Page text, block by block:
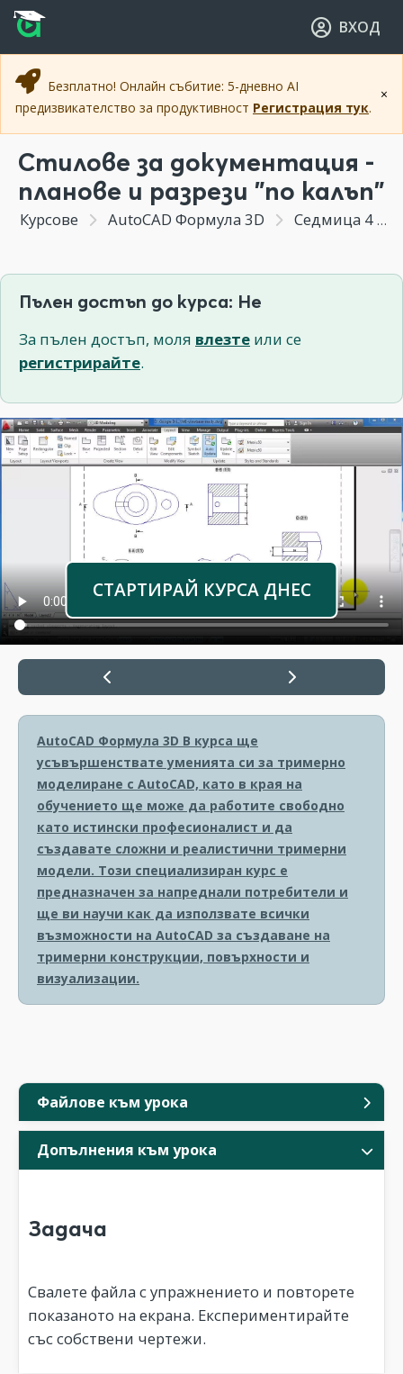
Прескочи към основното съдържание
Прескочи към навигацията
ВХОД
×
Безплатно! Онлайн събитие: 5-дневно AI
предизвикателство за продуктивност Регистрация тук.
Файлове към урока
Допълнения към урока
Задача
Свалете файла с упражнението и повторете
показаното на екрана. Експериментирайте
със собствени чертежи.
Стилове за документация -
планове и разрези "по калъп"
Курсове AutoCAD Формула 3D Седмица 4 - Автоматични 2D планове и разрези от 3D Модел
Пълен достъп до курса: Не
За пълен достъп, моля влезте или се
регистрирайте.
СТАРТИРАЙ КУРСА ДНЕС
AutoCAD Формула 3D В курса ще
усъвършенствате уменията си за тримерно
моделиране с AutoCAD, като в края на
обучението ще може да работите свободно
като истински професионалист и да
създавате сложни и реалистични тримерни
модели. Този специализиран курс е
предназначен за напреднали потребители и
ще ви научи как да използвате всички
възможности на AutoCAD за създаване на
тримерни конструкции, повърхности и
визуализации.